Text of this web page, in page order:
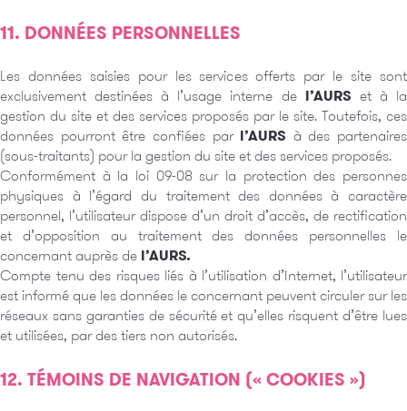
11. DONNÉES PERSONNELLES
Les données saisies pour les services offerts par le site sont
exclusivement destinées à l’usage interne de l’AURS et à la
gestion du site et des services proposés par le site. Toutefois, ces
données pourront être confiées par l’AURS à des partenaires
(sous-traitants) pour la gestion du site et des services proposés.
Conformément à la loi 09-08 sur la protection des personnes
physiques à l’égard du traitement des données à caractère
personnel, l’utilisateur dispose d’un droit d’accès, de rectification
et d’opposition au traitement des données personnelles le
concernant auprès de l’AURS.
Compte tenu des risques liés à l’utilisation d’Internet, l’utilisateur
est informé que les données le concernant peuvent circuler sur les
réseaux sans garanties de sécurité et qu’elles risquent d’être lues
et utilisées, par des tiers non autorisés.
12. TÉMOINS DE NAVIGATION (« COOKIES »)